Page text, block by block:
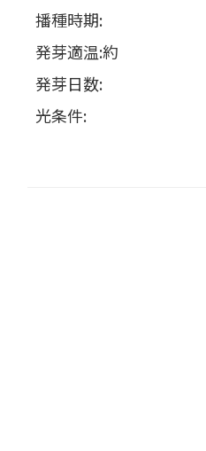
播種時期:
発芽適温:約
発芽日数:
光条件: